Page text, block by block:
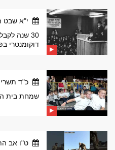
י"א שבט
30 שנה
דוקומנטרי
כ"ד תשרי
שמחת בית
ט"ו אב